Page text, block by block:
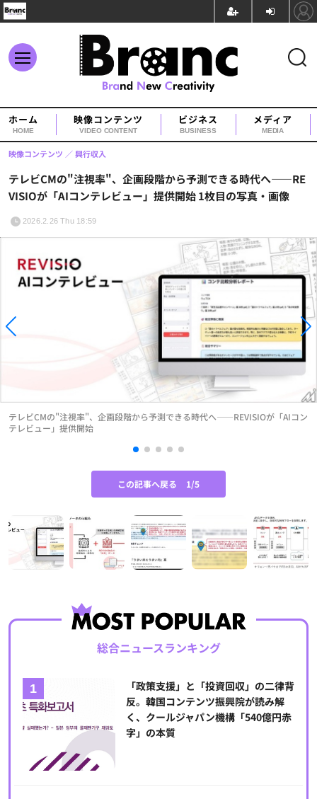
ホーム
HOME
映像コンテンツ
VIDEO CONTENT
ビジネス
BUSINESS
メディア
MEDIA
テレビCMの"注視率"、企画段階から予測できる時代へ——RE
VISIOが「AIコンテレビュー」提供開始 1枚目の写真・画像
映像コンテンツ 興行収入
2026.2.26 Thu 18:59
テレビCMの"注視率"、企画段階から予測できる時代へ——REVISIOが「AIコン
テレビュー」提供開始
この記事へ戻る 1/5
総合ニュースランキング
「政策支援」と「投資回収」の二律背
反。韓国コンテンツ振興院が読み解
く、クールジャパン機構「540億円赤
字」の本質